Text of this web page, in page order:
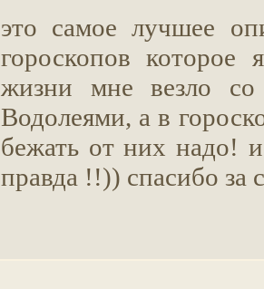
это самое лучшее
гороскопов которое
жизни мне везло
Водолеями, а в
бежать от них надо!
правда !!)) спасибо за